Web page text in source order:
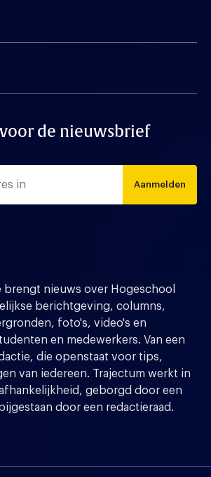
de nieuwsbrief
Aanmelden
brengt nieuws over Hogeschool
berichtgeving, columns,
foto's, video's en
en medewerkers. Van een
die openstaat voor tips,
van iedereen. Trajectum werkt in
geborgd door een
door een redactieraad.